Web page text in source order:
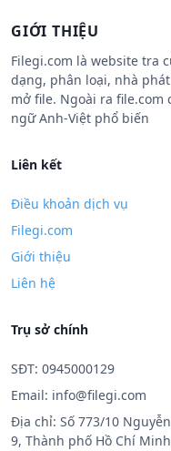
GIỚI THIỆU
Filegi.com là website tra
dạng, phân loại, nhà
mở file. Ngoài ra file.com
ngữ Anh-Việt phổ biến
Liên kết
Điều khoản dịch vụ
Filegi.com
Giới thiệu
Liên hệ
Trụ sở chính
SĐT: 0945000129
Email: info@filegi.com
Địa chỉ: Số 773/10
9, Thành phố Hồ Chí